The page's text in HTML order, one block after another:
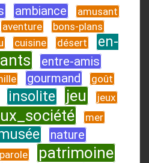
ambiance
amusant
aventure bons-plans
cuisine désert
en-
entre-amis
gourmand goût
insolite jeu
jeux
mer
nature
parole patrimoine